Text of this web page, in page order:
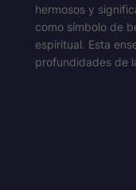
hermosos y
como símbolo de
espiritual. Esta
profundidades de